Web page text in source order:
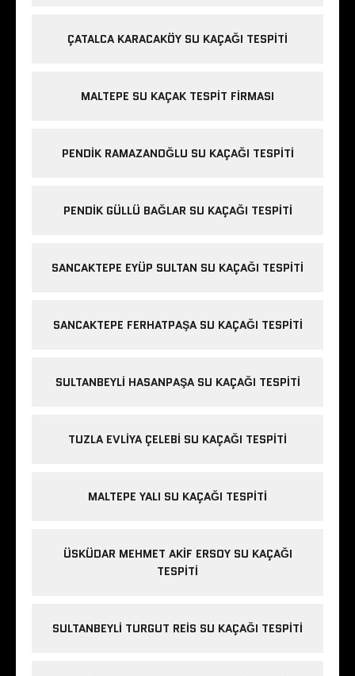
ÇATALCA KARACAKÖY SU KAÇAĞI TESPITI
MALTEPE SU KAÇAK TESPIT FIRMASI
PENDIK RAMAZANOĞLU SU KAÇAĞI TESPITI
PENDIK GÜLLÜ BAĞLAR SU KAÇAĞI TESPITI
SANCAKTEPE EYÜP SULTAN SU KAÇAĞI TESPITI
SANCAKTEPE FERHATPAŞA SU KAÇAĞI TESPITI
SULTANBEYLI HASANPAŞA SU KAÇAĞI TESPITI
TUZLA EVLIYA ÇELEBI SU KAÇAĞI TESPITI
MALTEPE YALI SU KAÇAĞI TESPITI
ÜSKÜDAR MEHMET AKIF ERSOY SU KAÇAĞI
TESPITI
SULTANBEYLI TURGUT REIS SU KAÇAĞI TESPITI